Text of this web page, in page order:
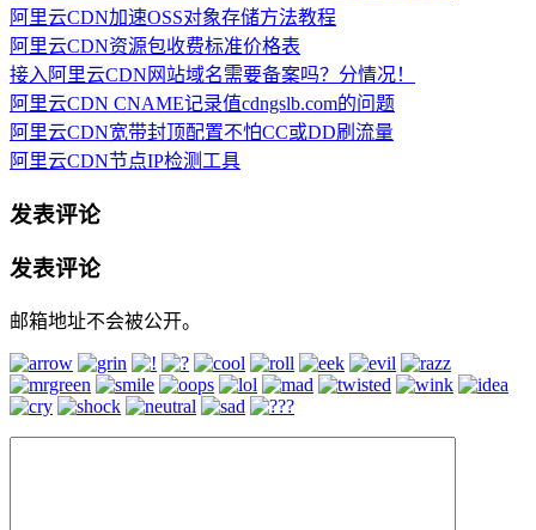
阿里云CDN加速OSS对象存储方法教程
阿里云CDN资源包收费标准价格表
接入阿里云CDN网站域名需要备案吗？分情况！
阿里云CDN CNAME记录值cdngslb.com的问题
阿里云CDN宽带封顶配置不怕CC或DD刷流量
阿里云CDN节点IP检测工具
发表评论
发表评论
邮箱地址不会被公开。